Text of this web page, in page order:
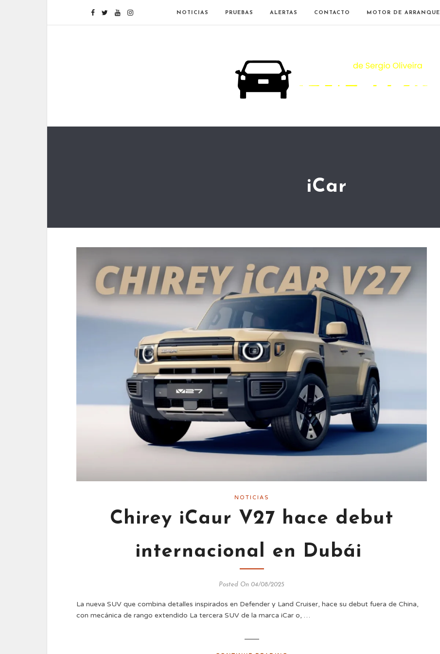
NOTICIAS PRUEBAS ALERTAS CONTACTO MOTOR DE ARRANQUE
iCar
NOTICIAS
Chirey iCaur V27 hace debut
internacional en Dubái
Posted On 04/08/2025
La nueva SUV que combina detalles inspirados en Defender y Land Cruiser, hace su debut fuera de China,
con mecánica de rango extendido La tercera SUV de la marca iCar o, …